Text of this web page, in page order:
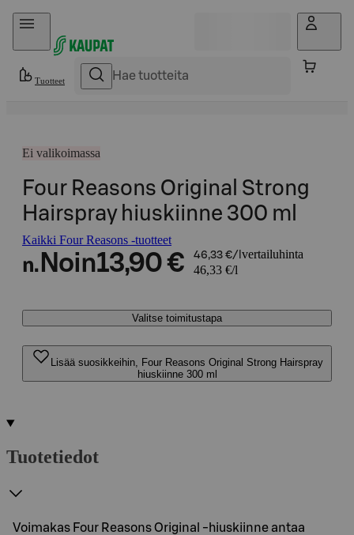
Hyppää sisältöön
Tuotteet
Ei valikoimassa
Four Reasons Original Strong
Hairspray hiuskiinne 300 ml
Kaikki Four Reasons -tuotteet
n. Noin13,90 € 46,33 €/l vertailuhinta
46,33 €/l
Valitse toimitustapa
Lisää suosikkeihin, Four Reasons Original Strong Hairspray
hiuskiinne 300 ml
Tuotetiedot
Voimakas Four Reasons Original -hiuskiinne antaa